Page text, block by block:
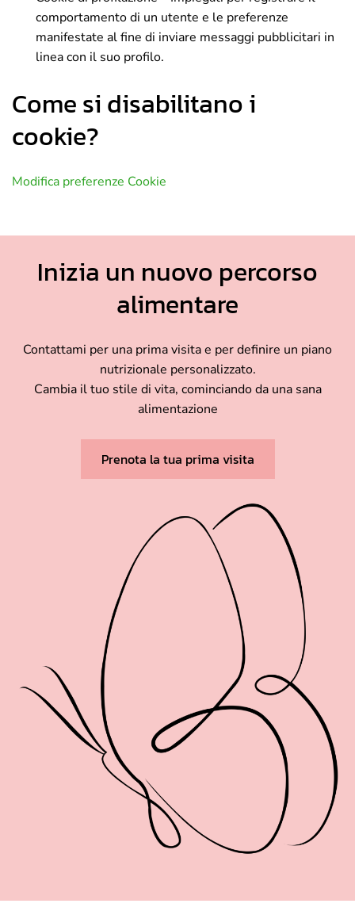
comportamento di un utente e le preferenze
manifestate al fine di inviare messaggi pubblicitari in
linea con il suo profilo.
Come si disabilitano i
cookie?
Modifica preferenze Cookie
Inizia un nuovo percorso
alimentare
Contattami per una prima visita e per definire un piano
nutrizionale personalizzato.
Cambia il tuo stile di vita, cominciando da una sana
alimentazione
Prenota la tua prima visita